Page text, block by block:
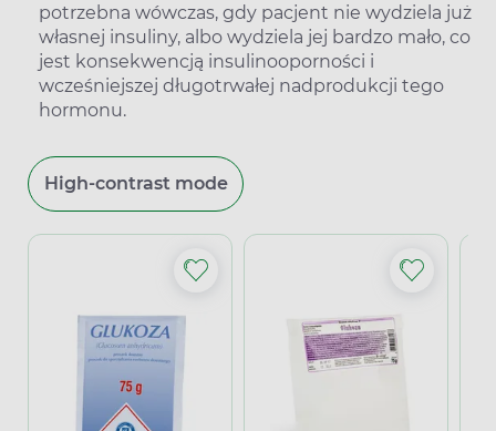
potrzebna wówczas, gdy pacjent nie wydziela już
własnej insuliny, albo wydziela jej bardzo mało, co
jest konsekwencją insulinooporności i
wcześniejszej długotrwałej nadprodukcji tego
hormonu.
High-contrast mode